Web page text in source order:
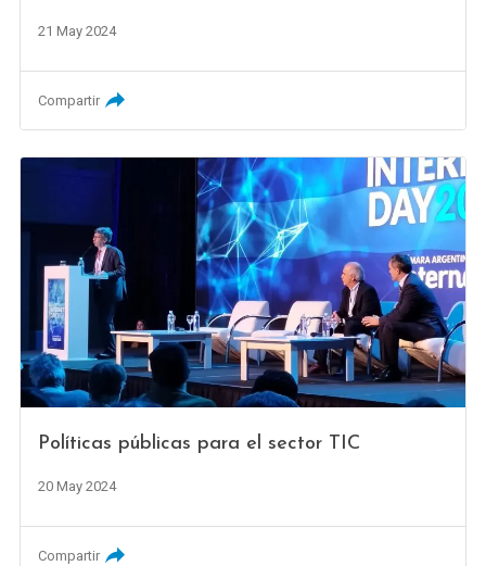
21 May 2024
Compartir
Políticas públicas para el sector TIC
20 May 2024
Compartir